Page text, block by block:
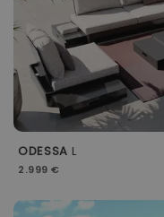
ODESSA L
2.999 €